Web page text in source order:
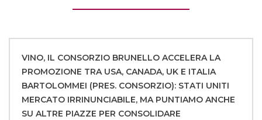
VINO, IL CONSORZIO BRUNELLO ACCELERA LA
PROMOZIONE TRA USA, CANADA, UK E ITALIA
BARTOLOMMEI (PRES. CONSORZIO): STATI UNITI
MERCATO IRRINUNCIABILE, MA PUNTIAMO ANCHE
SU ALTRE PIAZZE PER CONSOLIDARE